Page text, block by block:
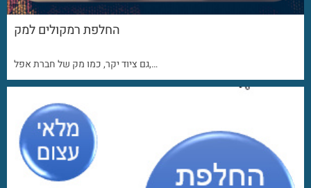
החלפת רמקולים למק
גם ציוד יקר, כמו מק של חברת אפל,…